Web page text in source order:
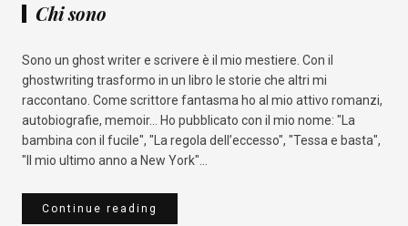
Chi sono
Sono un ghost writer e scrivere è il mio mestiere. Con il
ghostwriting trasformo in un libro le storie che altri mi
raccontano. Come scrittore fantasma ho al mio attivo romanzi,
autobiografie, memoir... Ho pubblicato con il mio nome: "La
bambina con il fucile", "La regola dell’eccesso", "Tessa e basta",
"Il mio ultimo anno a New York"...
Continue reading